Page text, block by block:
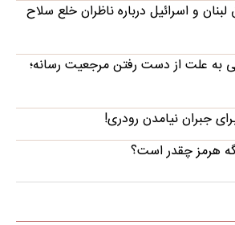
لبنان و اسرائیل درباره ناظران خلع سلاح
به علت از دست رفتن مرجعیت رسانه؛
جبران نیامدن رودری!
هرمز چقدر است؟